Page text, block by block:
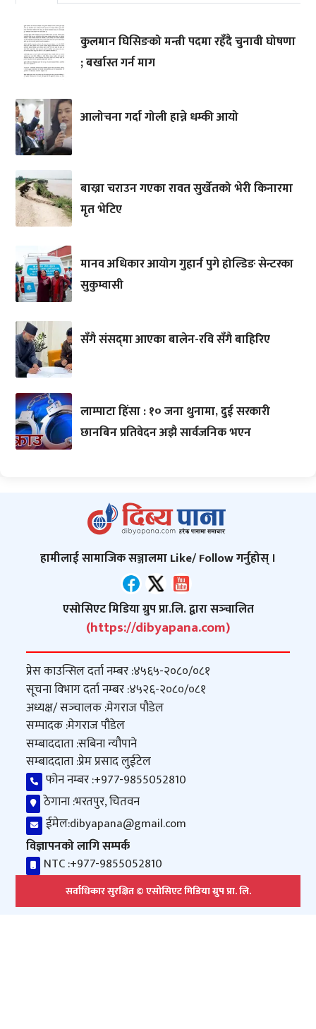
कुलमान घिसिङको मन्त्री पदमा रहँदै चुनावी घोषणा
; बर्खास्त गर्न माग
आलोचना गर्दा गोली हान्ने धम्की आयो
बाख्रा चराउन गएका रावत सुर्खेतको भेरी किनारमा
मृत भेटिए
मानव अधिकार आयोग गुहार्न पुगे होल्डिङ सेन्टरका
सुकुम्वासी
सँगै संसद्‌मा आएका बालेन-रवि सँगै बाहिरिए
लाम्पाटा हिंसा : १० जना थुनामा, दुई सरकारी
छानबिन प्रतिवेदन अझै सार्वजनिक भएन
हामीलाई सामाजिक सञ्जालमा Like/ Follow गर्नुहोस् ।
एसोसिएट मिडिया ग्रुप प्रा.लि. द्वारा सञ्‍चालित
(https://dibyapana.com)
प्रेस काउन्सिल दर्ता नम्बर :४५६५-२०८०/०८१
सूचना विभाग दर्ता नम्बर :४५२६-२०८०/०८१
अध्यक्ष/ सञ्‍चालक :मेगराज पौडेल
सम्पादक :मेगराज पौडेल
सम्बाददाता :सबिना न्यौपाने
सम्बाददाता :प्रेम प्रसाद लुईटेल
फोन नम्बर :+977-9855052810
ठेगाना :भरतपुर, चितवन
ईमेल:dibyapana@gmail.com
विज्ञापनको लागि सम्पर्क
NTC :+977-9855052810
सर्वाधिकार सुरक्षित © एसोसिएट मिडिया ग्रुप प्रा. लि.